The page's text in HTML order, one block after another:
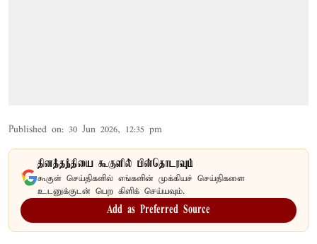
Published on: 30 Jun 2026, 12:35 pm
தினத்தந்தியை கூகுளில் பின்தொடரவும்
கூகுள் செய்திகளில் எங்களின் முக்கியச் செய்திகளை
உடனுக்குடன் பெற கிளிக் செய்யவும்.
Add as Preferred Source